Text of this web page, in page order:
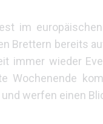
im
Brettern bereits
immer wieder
Wochenende
werfen einen